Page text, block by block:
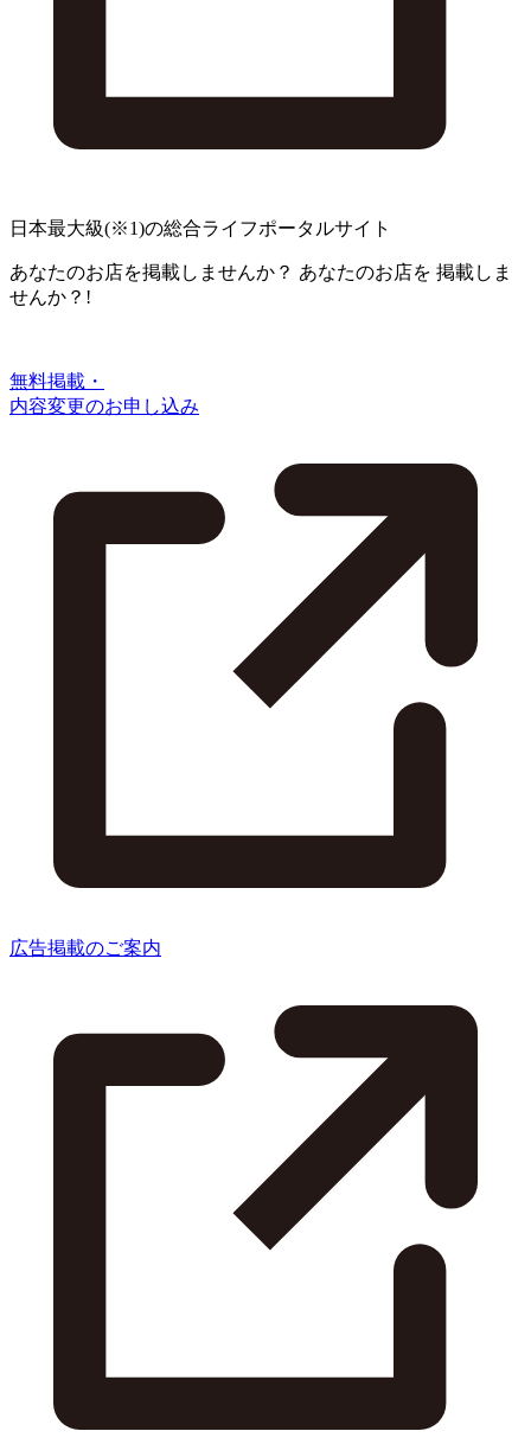
日本最大級(※1)の総合ライフポータルサイト
あなたのお店を掲載しませんか？ あなたのお店を 掲載しま
せんか？!
無料掲載・
内容変更のお申し込み
広告掲載のご案内